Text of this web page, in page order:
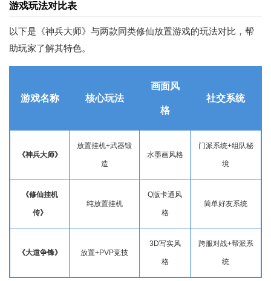
游戏玩法对比表
以下是《神兵大师》与两款同类修仙放置游戏的玩法对比，帮
助玩家了解其特色。
游戏名称 核心玩法
画面风
格
社交系统
《神兵大师》
放置挂机+武器锻
造
水墨画风格
门派系统+组队秘
境
《修仙挂机
传》
纯放置挂机
Q版卡通风
格
简单好友系统
《大道争锋》 放置+PVP竞技
3D写实风
格
跨服对战+帮派系
统